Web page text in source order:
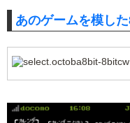
あのゲームを模し